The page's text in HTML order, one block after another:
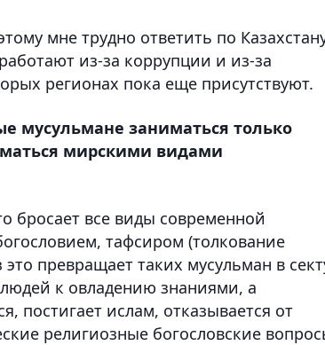
мне трудно ответить по
из-за коррупции и из-за
регионах пока еще присутствуют.
мусульмане заниматься только
мирскими видами
бросает все виды современной
тафсиром (толкование
превращает таких мусульман в
к овладению знаниями, а
постигает ислам, отказывается от
религиозные богословские